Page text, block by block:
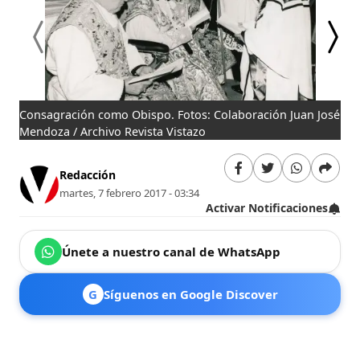
Consagración como Obispo. Fotos: Colaboración Juan José
Mendoza / Archivo Revista Vistazo
Redacción
martes, 7 febrero 2017 - 03:34
Activar Notificaciones
Únete a nuestro canal de WhatsApp
G Síguenos en Google Discover